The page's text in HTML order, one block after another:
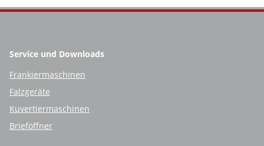
Service und Downloads
Frankiermaschinen
Falzgeräte
Kuvertiermaschinen
Brieföffner